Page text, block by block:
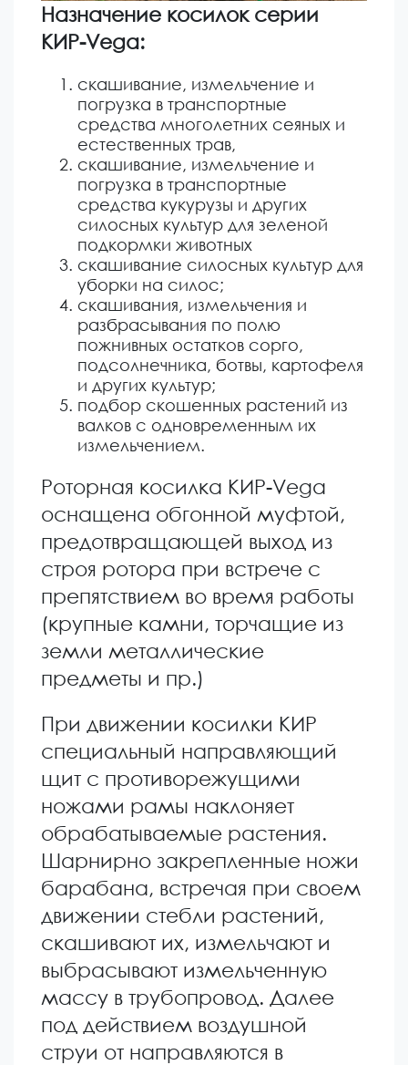
Назначение косилок серии
КИР-Vega:
скашивание, измельчение и
погрузка в транспортные
средства многолетних сеяных и
естественных трав,
скашивание, измельчение и
погрузка в транспортные
средства кукурузы и других
силосных культур для зеленой
подкормки животных
скашивание силосных культур для
уборки на силос;
скашивания, измельчения и
разбрасывания по полю
пожнивных остатков сорго,
подсолнечника, ботвы, картофеля
и других культур;
подбор скошенных растений из
валков с одновременным их
измельчением.
Роторная косилка КИР-Vega
оснащена обгонной муфтой,
предотвращающей выход из
строя ротора при встрече с
препятствием во время работы
(крупные камни, торчащие из
земли металлические
предметы и пр.)
При движении косилки КИР
специальный направляющий
щит с противорежущими
ножами рамы наклоняет
обрабатываемые растения.
Шарнирно закрепленные ножи
барабана, встречая при своем
движении стебли растений,
скашивают их, измельчают и
выбрасывают измельченную
массу в трубопровод. Далее
под действием воздушной
струи от направляются в